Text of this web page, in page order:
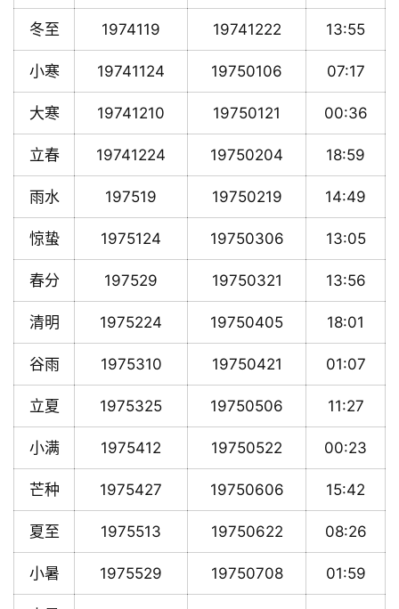
冬至 1974119 19741222 13:55
小寒 19741124 19750106 07:17
大寒 19741210 19750121 00:36
立春 19741224 19750204 18:59
雨水 197519 19750219 14:49
惊蛰 1975124 19750306 13:05
春分 197529 19750321 13:56
清明 1975224 19750405 18:01
谷雨 1975310 19750421 01:07
立夏 1975325 19750506 11:27
小满 1975412 19750522 00:23
芒种 1975427 19750606 15:42
夏至 1975513 19750622 08:26
小暑 1975529 19750708 01:59